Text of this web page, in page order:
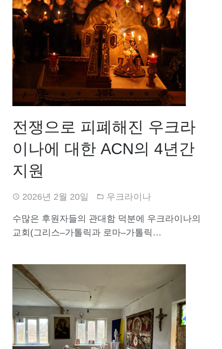
전쟁으로 피폐해진 우크라
이나에 대한 ACN의 4년간
지원
2026년 2월 20일 우크라이나
수많은 후원자들의 관대함 덕분에 우크라이나의
교회(그리스–가톨릭과 로마–가톨릭…